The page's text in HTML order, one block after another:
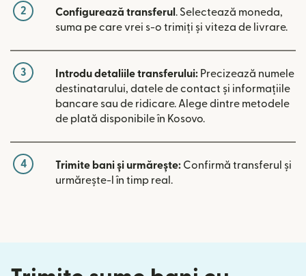
2 Configurează transferul . Selectează moneda,
suma pe care vrei s-o trimiți și viteza de livrare.
3 Introdu detaliile transferului: Precizează numele
destinatarului, datele de contact și informațiile
bancare sau de ridicare. Alege dintre metodele
de plată disponibile în Kosovo.
4 Trimite bani și urmărește: Confirmă transferul și
urmărește-l în timp real.